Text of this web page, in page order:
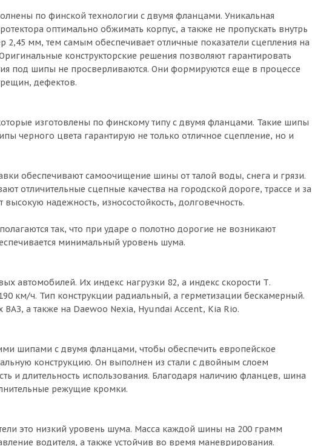
по финской технологии с двумя фланцами. Уникальная
оптимально обжимать корпус, а также не пропускать внутрь
2,45 мм, тем самым обеспечивает отличные показатели сцепления на
конструкторские решения позволяют гарантировать
под шипы не просверливаются. Они формируются еще в процессе
дефектов.
изготовлены по финскому типу с двумя фланцами. Такие шипы
черного цвета гарантирую не только отличное сцепление, но и
обеспечивают самоочищение шины от талой воды, снега и грязи.
отличительные сцепные качества на городской дороге, трассе и за
надежность, износостойкость, долговечность.
так, что при ударе о полотно дорогие не возникают
минимальный уровень шума.
автомобилей. Их индекс нагрузки 82, а индекс скорости Т.
км/ч. Тип конструкции радиальный, а герметизации бескамерный.
а также на Daewoo Nexia, Hyundai Accent, Kia Rio.
шипами с двумя фланцами, чтобы обеспечить европейское
конструкцию. Он выполнен из стали с двойным слоем
и длительность использования. Благодаря наличию фланцев, шина
режущие кромки.
это низкий уровень шума. Масса каждой шины на 200 грамм
водителя, а также устойчив во время маневрирования.